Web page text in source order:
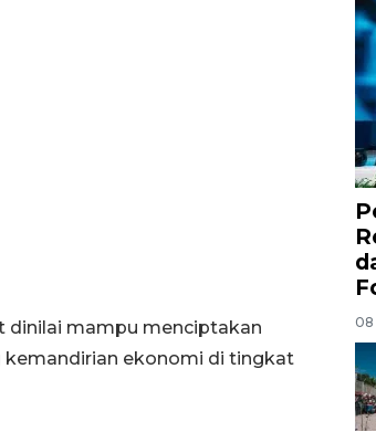
dinilai mampu menciptakan
ekonomi di tingkat
08